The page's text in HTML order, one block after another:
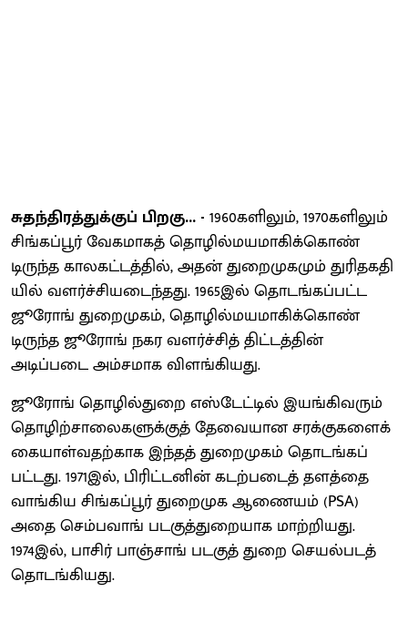
சுதந்​திரத்​துக்​குப் பிறகு... - 1960களி​லும், 1970களி​லும்
சிங்​கப்​பூர் வேகமாகத் தொழில்​மய​மாகிக்​கொண்​
டிருந்த காலகட்டத்​தில், அதன் துறைமுகமும் துரிதகதி​
யில் வளர்ச்​சி​யடைந்​தது. 1965இல் தொடங்​கப்​பட்ட
ஜூரோங் துறைமுகம், தொழில்​மய​மாகிக்​கொண்​
டிருந்த ஜூரோங் நகர வளர்ச்​சித் திட்டத்​தின்
அடிப்படை அம்சமாக விளங்​கியது.
ஜூரோங் தொழில்​துறை எஸ்டேட்டில் இயங்​கிவரும்
தொழிற்​சாலைகளுக்​குத் தேவையான சரக்​கு​களைக்
கையாள்​வதற்காக இந்தத் துறைமுகம் தொடங்​கப்​
பட்டது. 1971இல், பிரிட்டனின் கடற்​படைத் தளத்தை
வாங்கிய சிங்​கப்​பூர் துறைமுக ஆணையம் (PSA)
அதை செம்​பவாங் படகுத்​துறையாக மாற்றியது.
1974இல், பாசிர் பாஞ்​சாங் படகுத் துறை செயல்​படத்
தொடங்​கியது.